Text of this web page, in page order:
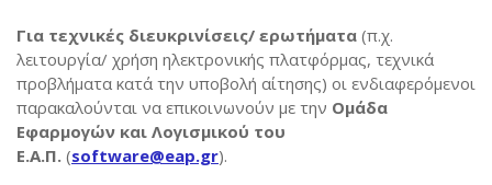
Για τεχνικές διευκρινίσεις/ ερωτήματα (π.χ.
λειτουργία/ χρήση ηλεκτρονικής πλατφόρμας, τεχνικά
προβλήματα κατά την υποβολή αίτησης) οι ενδιαφερόμενοι
παρακαλούνται να επικοινωνούν με την Ομάδα
Εφαρμογών και Λογισμικού του
Ε.Α.Π. (software@eap.gr).